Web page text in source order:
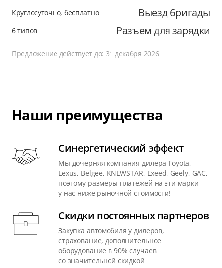
Круглосуточно, бесплатно Выезд бригады
6 типов Разъем для зарядки
Предложение действует до: 31 декабря 2026
Наши преимущества
Синергетический эффект
Мы дочерняя компания дилера Toyota,
Lexus, Belgee, KNEWSTAR, Exeed, Geely, GAC,
поэтому размеры платежей на эти марки
у нас ниже рыночной стоимости!
Скидки постоянных партнеров
Закупка автомобиля у дилеров,
страхование, дополнительное
оборудование в 90% случаев
со значительной скидкой